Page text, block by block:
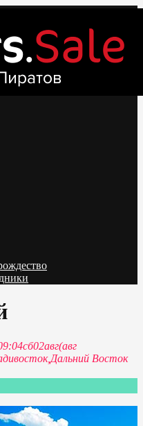
все включено, отдых на
и горнолыжных туров.
сайт Тур Сейл
сб02авг(авг
Дальний Восток